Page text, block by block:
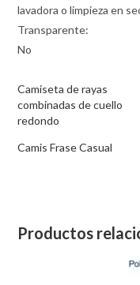
lavadora o limpieza en
Transparente:
No
Camiseta de rayas
combinadas de cuello
redondo
Camis Frase Casual
Productos